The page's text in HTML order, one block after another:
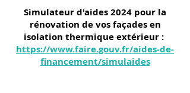
Simulateur d'aides 2024 pour la
rénovation de vos façades en
isolation thermique extérieur :
https://www.faire.gouv.fr/aides-de-
financement/simulaides